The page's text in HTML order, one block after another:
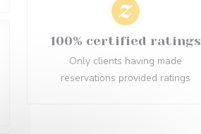
100% certified ratings
Only clients having made
reservations provided ratings